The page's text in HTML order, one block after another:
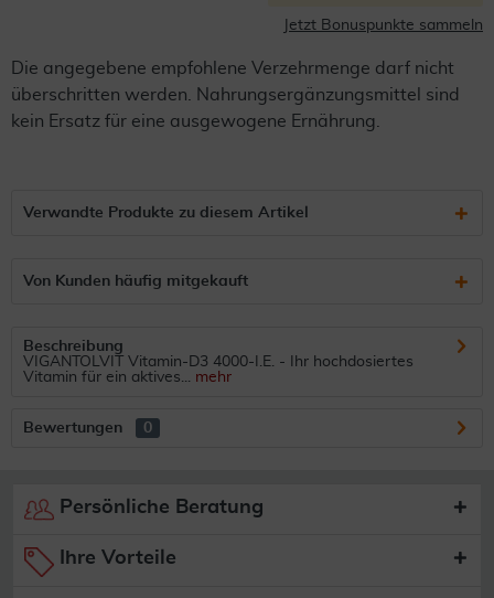
Jetzt Bonuspunkte sammeln
Die angegebene empfohlene Verzehrmenge darf nicht
überschritten werden. Nahrungsergänzungsmittel sind
kein Ersatz für eine ausgewogene Ernährung.
Verwandte Produkte zu diesem Artikel
Von Kunden häufig mitgekauft
Beschreibung
VIGANTOLVIT Vitamin-D3 4000-I.E. - Ihr hochdosiertes
Vitamin für ein aktives... mehr
Bewertungen 0
Persönliche Beratung
Ihre Vorteile